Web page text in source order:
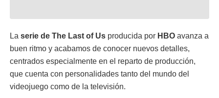
La serie de The Last of Us producida por HBO avanza a
buen ritmo y acabamos de conocer nuevos detalles,
centrados especialmente en el reparto de producción,
que cuenta con personalidades tanto del mundo del
videojuego como de la televisión.